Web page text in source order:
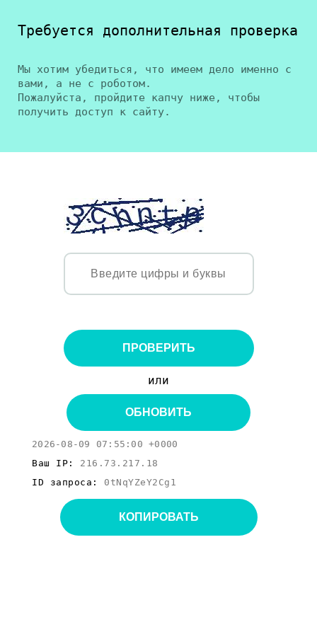
Требуется дополнительная проверка
Мы хотим убедиться, что имеем дело именно с
вами, а не с роботом.
Пожалуйста, пройдите капчу ниже, чтобы
получить доступ к сайту.
ПРОВЕРИТЬ
или
ОБНОВИТЬ
2026-08-09 07:55:00 +0000
Ваш IP: 216.73.217.18
ID запроса: 0tNqYZeY2Cg1
КОПИРОВАТЬ